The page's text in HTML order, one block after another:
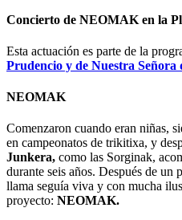
Concierto de NEOMAK en la
Esta actuación es parte de la
Prudencio y de Nuestra Señora
NEOMAK
Comenzaron cuando eran niñas,
en campeonatos de trikitixa, y
Junkera, como las Sorginak,
durante seis años. Después de un
llama seguía viva y con mucha
proyecto: NEOMAK.